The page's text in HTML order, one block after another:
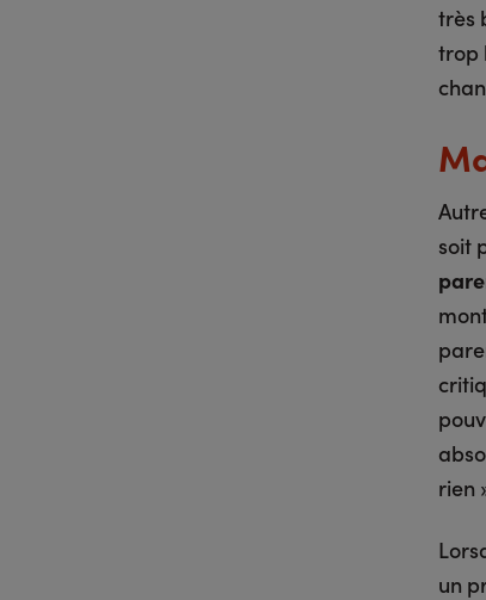
très
trop
soit
rien
un